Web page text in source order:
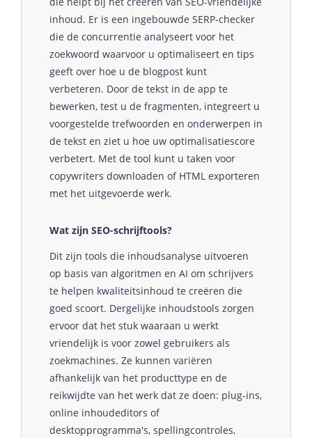
inhoud. Er is een ingebouwde SERP-checker
die de concurrentie analyseert voor het
zoekwoord waarvoor u optimaliseert en tips
geeft over hoe u de blogpost kunt
verbeteren. Door de tekst in de app te
bewerken, test u de fragmenten, integreert u
voorgestelde trefwoorden en onderwerpen in
de tekst en ziet u hoe uw optimalisatiescore
verbetert. Met de tool kunt u taken voor
copywriters downloaden of HTML exporteren
met het uitgevoerde werk.
Wat zijn SEO-schrijftools?
Dit zijn tools die inhoudsanalyse uitvoeren
op basis van algoritmen en AI om schrijvers
te helpen kwaliteitsinhoud te creëren die
goed scoort. Dergelijke inhoudstools zorgen
ervoor dat het stuk waaraan u werkt
vriendelijk is voor zowel gebruikers als
zoekmachines. Ze kunnen variëren
afhankelijk van het producttype en de
reikwijdte van het werk dat ze doen: plug-ins,
online inhoudeditors of
desktopprogramma's, spellingcontroles,